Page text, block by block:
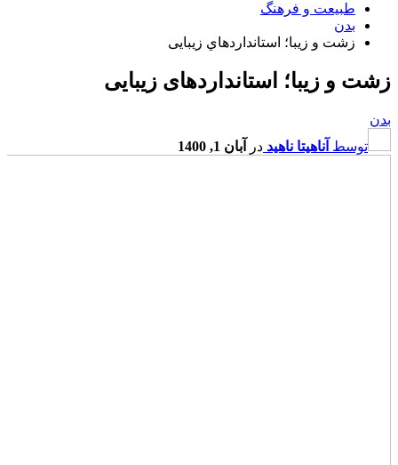
طبیعت و فرهنگ
بدن
زشت و زيبا؛ استانداردهاي زيبايی
زشت و زیبا؛ استانداردهای زیبایی
بدن
توسط آناهیتا ناهید در آبان 1, 1400